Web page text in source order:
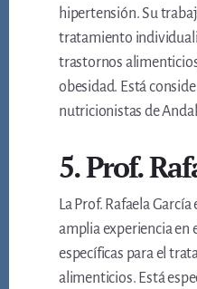
hipertensión. Su
tratamiento
trastornos
obesidad. Está
nutricionistas de
5. Prof.
La Prof. Rafaela
amplia experiencia en
específicas para el
alimenticios. Está